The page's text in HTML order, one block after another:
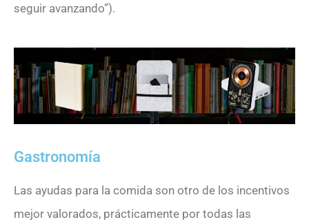
seguir avanzando”).
Gastronomía
Las ayudas para la comida son otro de los incentivos
mejor valorados, prácticamente por todas las